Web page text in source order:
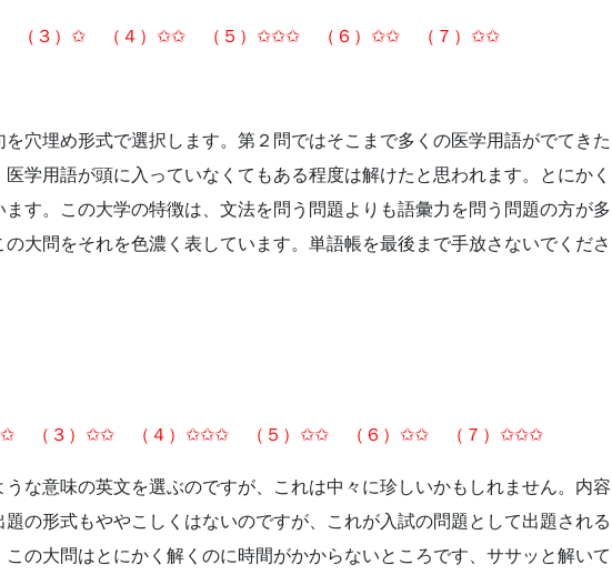
（３）✩ （４）✩✩ （５）✩✩✩ （６）✩✩ （７）✩✩
穴埋め形式で選択します。第２問ではそこまで多くの医学用語がでてきた
学用語が頭に入っていなくてもある程度は解けたと思われます。とにかく
す。この大学の特徴は、文法を問う問題よりも語彙力を問う問題の方が多
大問をそれを色濃く表しています。単語帳を最後まで手放さないでくださ
✩✩ （３）✩✩ （４）✩✩✩ （５）✩✩ （６）✩✩ （７）✩✩✩
うな意味の英文を選ぶのですが、これは中々に珍しいかもしれません。内容
の形式もややこしくはないのですが、これが入試の問題として出題される
の大問はとにかく解くのに時間がかからないところです、ササッと解いて